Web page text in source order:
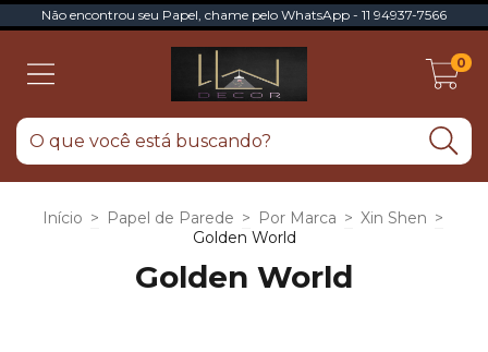
Não encontrou seu Papel, chame pelo WhatsApp - 11 94937-7566
0
Início > Papel de Parede > Por Marca > Xin Shen >
Golden World
Golden World